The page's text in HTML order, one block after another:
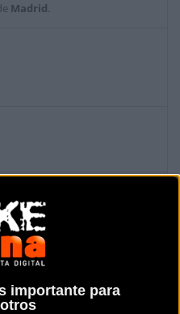
importante para
Madrid.